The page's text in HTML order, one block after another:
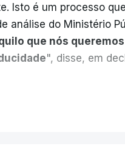
Isto é um processo
análise do Ministério
que nós queremos
", disse, em